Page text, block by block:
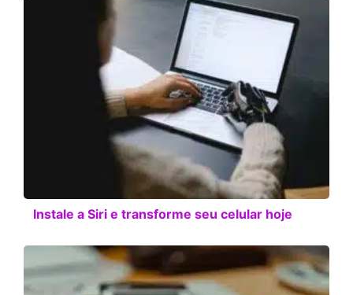
Instale a Siri e transforme seu celular hoje